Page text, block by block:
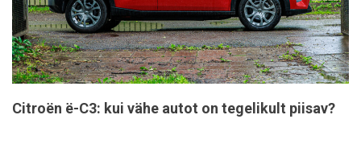
Citroën ë-C3: kui vähe autot on tegelikult piisav?